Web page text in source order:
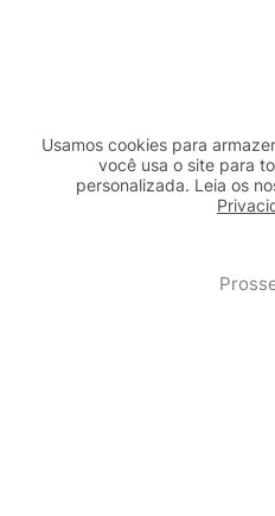
Usamos cookies para
você usa o site para
personalizada. Leia os